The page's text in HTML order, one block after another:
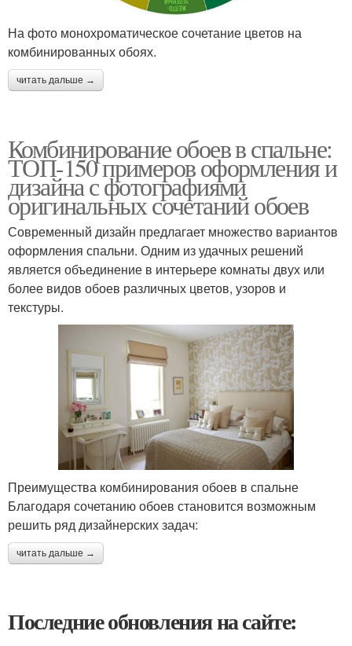
На фото монохроматическое сочетание цветов на
комбинированных обоях.
читать дальше →
Комбинирование обоев в спальне:
ТОП-150 примеров оформления и
дизайна с фотографиями
оригинальных сочетаний обоев
Современный дизайн предлагает множество вариантов
оформления спальни. Одним из удачных решений
является объединение в интерьере комнаты двух или
более видов обоев различных цветов, узоров и
текстуры.
Преимущества комбинирования обоев в спальне
Благодаря сочетанию обоев становится возможным
решить ряд дизайнерских задач:
читать дальше →
Последние обновления на сайте: